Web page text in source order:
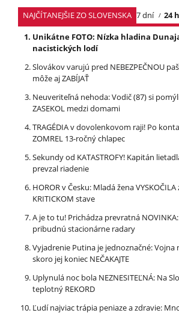
NAJČÍTANEJŠIE ZO SLOVENSKA 7 dní
24
Unikátne FOTO: Nízka hladina
nacistických lodí
Slovákov varujú pred NEBEZPEČNOU
môže aj ZABÍJAŤ
Neuveriteľná nehoda: Vodič (87) si
ZASEKOL medzi domami
TRAGÉDIA v dovolenkovom raji! Po
ZOMREL 13-ročný chlapec
Sekundy od KATASTROFY! Kapitán
prevzal riadenie
HOROR v Česku: Mladá žena
KRITICKOM stave
A je to tu! Prichádza prevratná
pribudnú stacionárne radary
Vyjadrenie Putina je jednoznačné: Vojna
skoro jej koniec NEČAKAJTE
Uplynulá noc bola NEZNESITEĽNÁ: Na
teplotný REKORD
Ľudí najviac trápia peniaze a zdravie: